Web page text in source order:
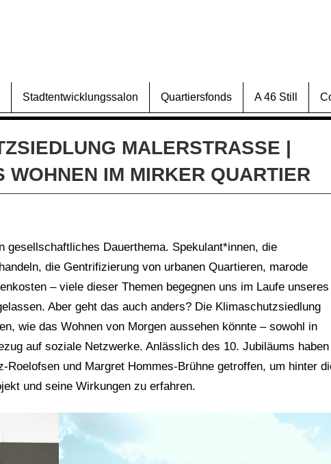
Stadtentwicklungssalon Quartiersfonds A 46 Still
MALERSTRASSE | G
IM MIRKER QUARTIER
gesellschaftliches Dauerthema. Spekulant*innen, die
die Gentrifizierung von urbanen Quartieren, marode
– viele dieser Themen begegnen uns im Laufe unseres
Aber geht das auch anders? Die Klimaschutzsiedlung
wie das Wohnen von Morgen aussehen könnte – sowohl in
auf soziale Netzwerke. Anlässlich des 10. Jubiläums haben
Roelofsen und Margret Hommes-Brühne getroffen, um hinter
und seine Wirkungen zu erfahren.